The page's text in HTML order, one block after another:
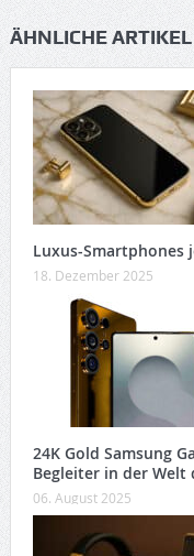
ÄHNLICHE ARTIKEL
Luxus-Smartphones
18. Dezember 2025
24K Gold Samsung
Begleiter in der Welt
06. August 2025